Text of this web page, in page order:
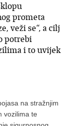
prometa
veži se“, a cilj
potrebi
i to uvijek
na stražnjim
vozilima te